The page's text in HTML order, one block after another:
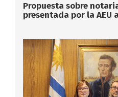
Propuesta sobre
presentada por la AEU